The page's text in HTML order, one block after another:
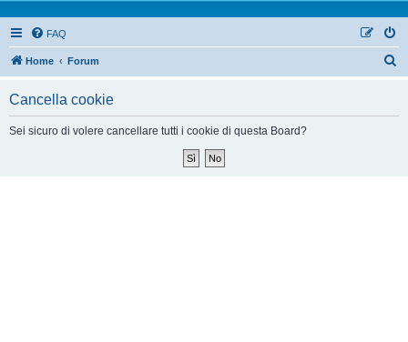
FAQ
Home Forum
Cancella cookie
Sei sicuro di volere cancellare tutti i cookie di questa Board?